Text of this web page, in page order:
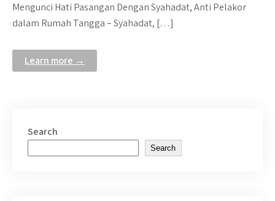
Mengunci Hati Pasangan Dengan Syahadat, Anti Pelakor
dalam Rumah Tangga – Syahadat, […]
Learn more →
Search
Search